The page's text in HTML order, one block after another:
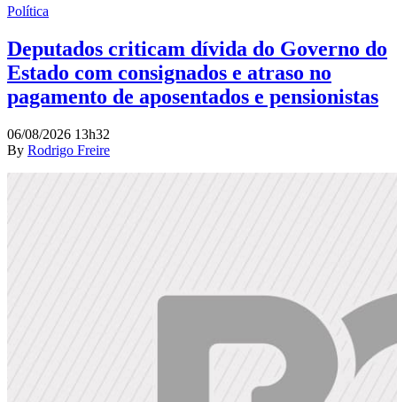
Política
Deputados criticam dívida do Governo do
Estado com consignados e atraso no
pagamento de aposentados e pensionistas
06/08/2026 13h32
By Rodrigo Freire